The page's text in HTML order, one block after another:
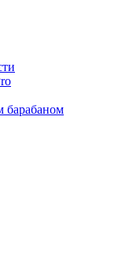
барабаном